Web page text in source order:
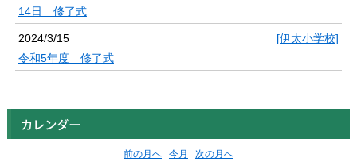
14日 修了式
2024/3/15
[伊太小学校]
令和5年度 修了式
カレンダー
前の月へ 今月 次の月へ